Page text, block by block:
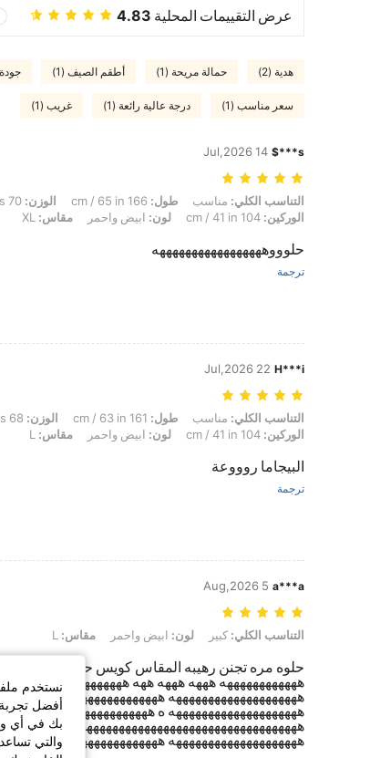
عرض التقييمات المحلية 4.83
هدية (2) حمالة مريحة (1) أطقم الصيف (1) جودة
سعر مناسب (1) درجة عالية رائعة (1) غريب (1)
s***$
14 Jul,2026
التناسب الكلي: مناسب, طول: 166 cm / 65 in, الوزن: 70 kg / 154 lbs, تمثال نصفي: 96 cm / 38 in, الخصر: 77 cm / 30 in, الوركين: 104 cm / 41 in, لون: ابيض واحمر, مقاس: XL
التناسب الكلي: مناسب طول: الوزن:
الوركين:
لون: ابيض واحمر مقاس:
حلوووهههههههههههههههههه
ترجمة
H***i
22 Jul,2026
التناسب الكلي: مناسب, طول: 161 cm / 63 in, الوزن: 68 kg / 150 lbs, تمثال نصفي: 75 cm / 30 in, الخصر: 88 cm / 35 in, الوركين: 104 cm / 41 in, لون: ابيض واحمر, مقاس: L
التناسب الكلي: مناسب طول: الوزن:
الوركين:
لون: ابيض واحمر مقاس:
البيجاما روووعة
ترجمة
a***a
5 Aug,2026
التناسب الكلي: كبير, لون: ابيض واحمر, مقاس: L
التناسب الكلي: كبير لون: ابيض واحمر مقاس:
حلوه مره تجنن رهيبه المقاس كويس حق بيت وكذا
ههههههههههههه هههه هههه ههه
ههههههههههههههههههههه ههههههههههههههههههههه
ههههههههههههههههههههه ه ههههههههههههههههههههه
ههههههههههههههههههههه ههههههههههههههههههههه
نستخدم
أفضل
بك في أي
والتي